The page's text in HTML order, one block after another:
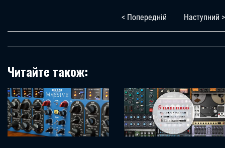
< Попередній Наступний >
Читайте також: